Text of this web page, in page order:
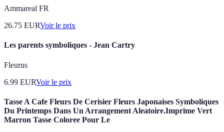
Ammareal FR
26.75 EURVoir le prix
Les parents symboliques - Jean Cartry
Fleurus
6.99 EURVoir le prix
Tasse A Cafe Fleurs De Cerisier Fleurs Japonaises Symboliques
Du Printemps Dans Un Arrangement Aleatoire.Imprime Vert
Marron Tasse Coloree Pour Le